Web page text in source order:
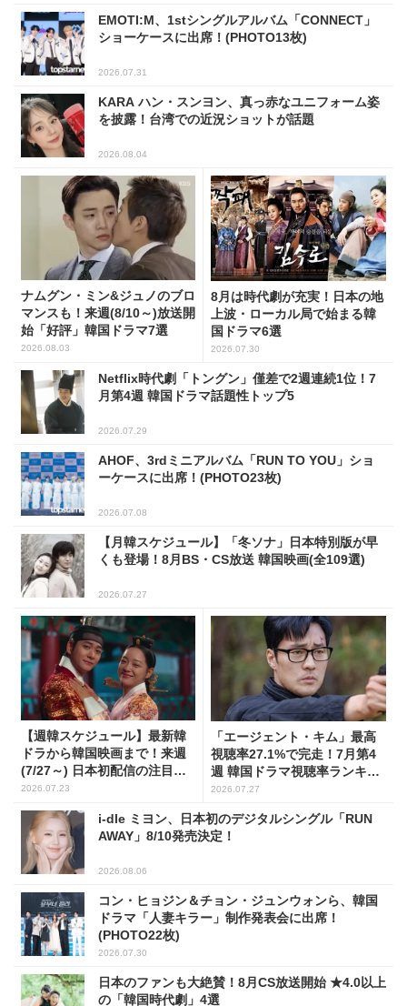
EMOTI:M、1stシングルアルバム「CONNECT」
ショーケースに出席！(PHOTO13枚)
2026.07.31
KARA ハン・スンヨン、真っ赤なユニフォーム姿
を披露！台湾での近況ショットが話題
2026.08.04
ナムグン・ミン&ジュノのブロ
マンスも！来週(8/10～)放送開
始「好評」韓国ドラマ7選
2026.08.03
8月は時代劇が充実！日本の地
上波・ローカル局で始まる韓
国ドラマ6選
2026.07.30
Netflix時代劇「トングン」僅差で2週連続1位！7
月第4週 韓国ドラマ話題性トップ5
2026.07.29
AHOF、3rdミニアルバム「RUN TO YOU」ショ
ーケースに出席！(PHOTO23枚)
2026.07.08
【月韓スケジュール】「冬ソナ」日本特別版が早
くも登場！8月BS・CS放送 韓国映画(全109選)
2026.07.27
【週韓スケジュール】最新韓
ドラから韓国映画まで！来週
(7/27～) 日本初配信の注目作3
選
2026.07.23
「エージェント・キム」最高
視聴率27.1%で完走！7月第4
週 韓国ドラマ視聴率ランキン
グ
2026.07.27
i-dle ミヨン、日本初のデジタルシングル「RUN
AWAY」8/10発売決定！
2026.08.06
コン・ヒョジン＆チョン・ジュンウォンら、韓国
ドラマ「人妻キラー」制作発表会に出席！
(PHOTO22枚)
2026.07.30
日本のファンも大絶賛！8月CS放送開始 ★4.0以上
の「韓国時代劇」4選